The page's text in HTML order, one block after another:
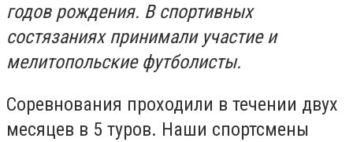
годов рождения. В спортивных
состязаниях принимали участие и
мелитопольские футболисты.
Соревнования проходили в течении двух
месяцев в 5 туров. Наши спортсмены